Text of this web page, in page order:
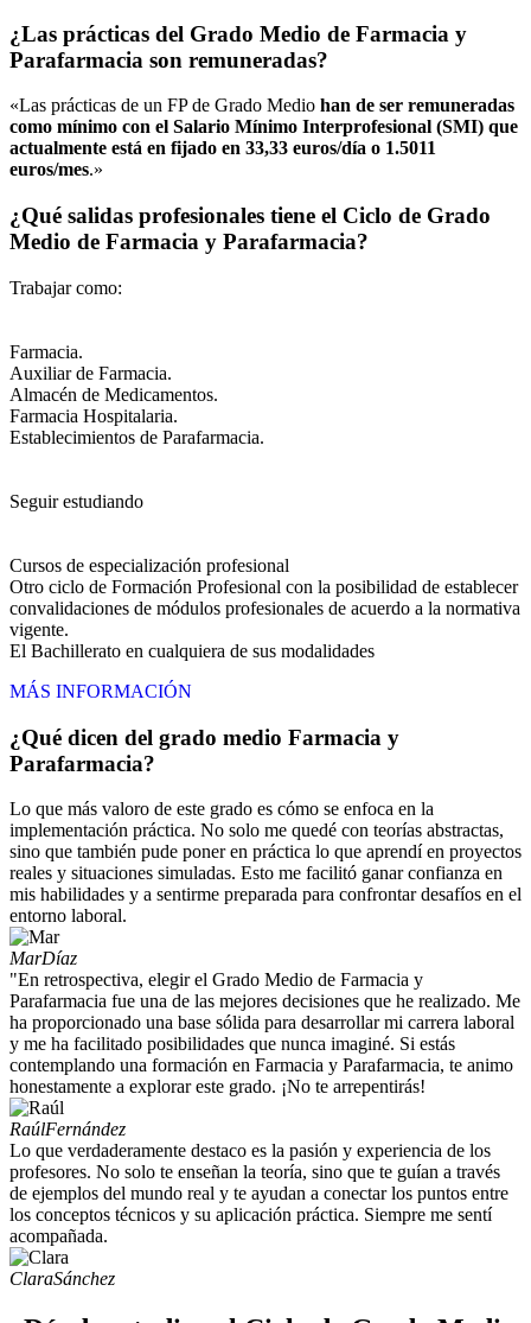
¿Las prácticas del Grado Medio de Farmacia y
Parafarmacia son remuneradas?
«Las prácticas de un FP de Grado Medio han de ser remuneradas
como mínimo con el Salario Mínimo Interprofesional (SMI) que
actualmente está en fijado en 33,33 euros/día o 1.5011
euros/mes.»
¿Qué salidas profesionales tiene el Ciclo de Grado
Medio de Farmacia y Parafarmacia?
Trabajar como:
Farmacia.
Auxiliar de Farmacia.
Almacén de Medicamentos.
Farmacia Hospitalaria.
Establecimientos de Parafarmacia.
Seguir estudiando
Cursos de especialización profesional
Otro ciclo de Formación Profesional con la posibilidad de establecer
convalidaciones de módulos profesionales de acuerdo a la normativa
vigente.
El Bachillerato en cualquiera de sus modalidades
MÁS INFORMACIÓN
¿Qué dicen del grado medio Farmacia y
Parafarmacia?
Lo que más valoro de este grado es cómo se enfoca en la
implementación práctica. No solo me quedé con teorías abstractas,
sino que también pude poner en práctica lo que aprendí en proyectos
reales y situaciones simuladas. Esto me facilitó ganar confianza en
mis habilidades y a sentirme preparada para confrontar desafíos en el
entorno laboral.
MarDíaz
"En retrospectiva, elegir el Grado Medio de Farmacia y
Parafarmacia fue una de las mejores decisiones que he realizado. Me
ha proporcionado una base sólida para desarrollar mi carrera laboral
y me ha facilitado posibilidades que nunca imaginé. Si estás
contemplando una formación en Farmacia y Parafarmacia, te animo
honestamente a explorar este grado. ¡No te arrepentirás!
RaúlFernández
Lo que verdaderamente destaco es la pasión y experiencia de los
profesores. No solo te enseñan la teoría, sino que te guían a través
de ejemplos del mundo real y te ayudan a conectar los puntos entre
los conceptos técnicos y su aplicación práctica. Siempre me sentí
acompañada.
ClaraSánchez